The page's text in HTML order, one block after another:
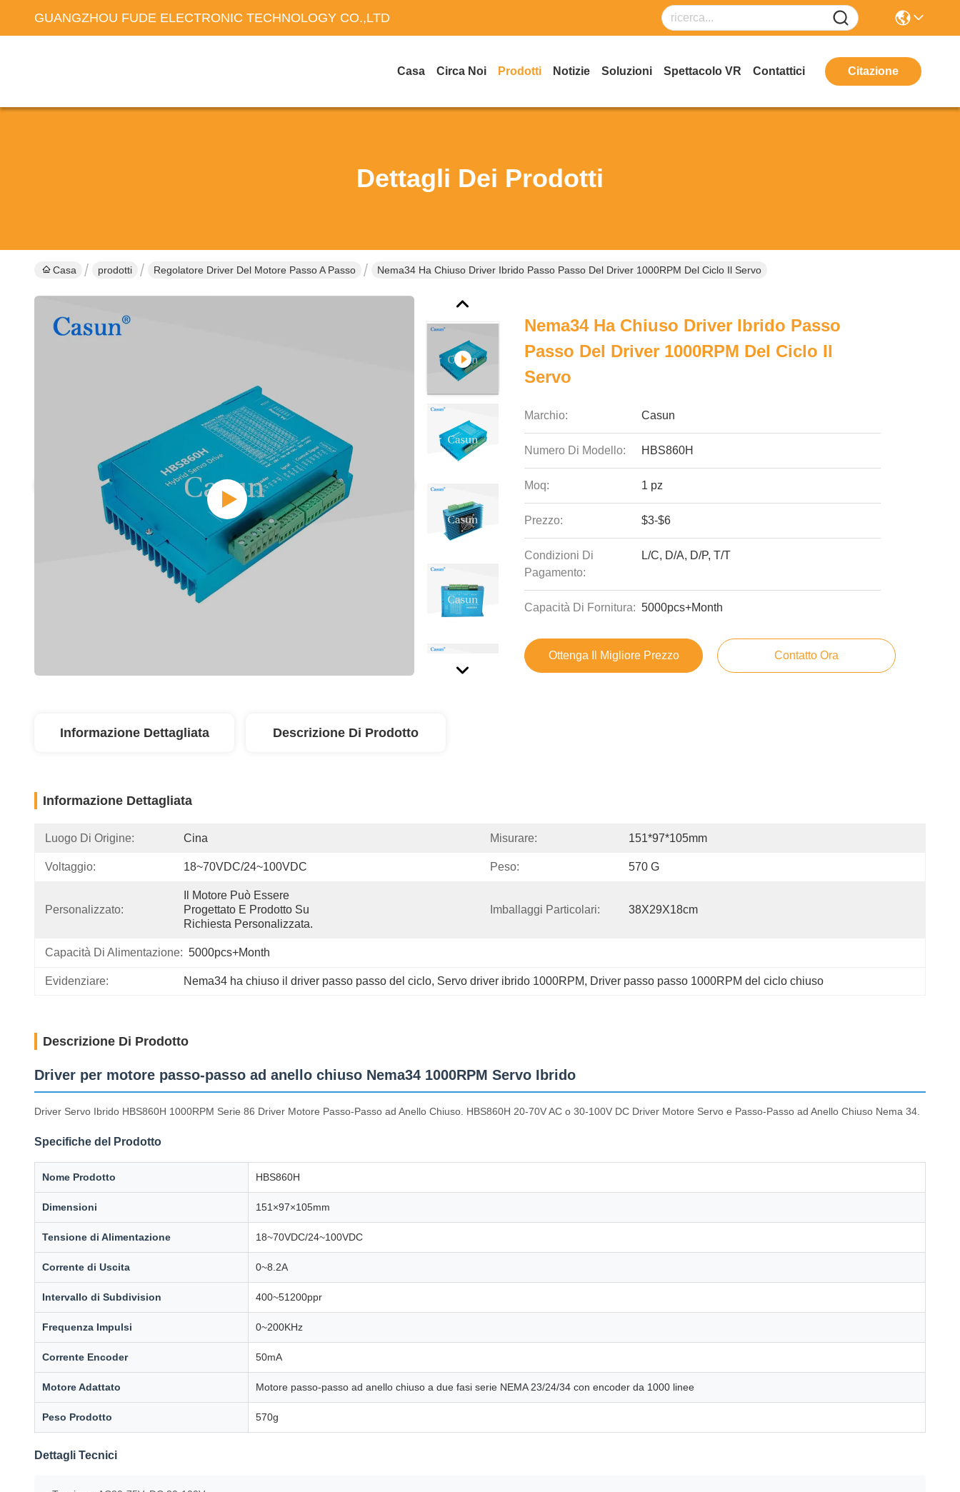
GUANGZHOU FUDE ELECTRONIC TECHNOLOGY CO.,LTD
Casa Circa Noi Prodotti Notizie Soluzioni Spettacolo VR Contattici Citazione
Dettagli Dei Prodotti
Casa prodotti Regolatore Driver Del Motore Passo A Passo Nema34 Ha Chiuso Driver Ibrido Passo Passo Del Driver 1000RPM Del Ciclo Il Servo
Nema34 Ha Chiuso Driver Ibrido Passo
Passo Del Driver 1000RPM Del Ciclo Il
Servo
Marchio: Casun
Numero Di Modello: HBS860H
Moq: 1 pz
Prezzo: $3-$6
Condizioni Di
Pagamento:
L/C, D/A, D/P, T/T
Capacità Di Fornitura: 5000pcs+Month
Ottenga Il Migliore Prezzo Contatto Ora
Informazione Dettagliata Descrizione Di Prodotto
Informazione Dettagliata
Luogo Di Origine: Cina Misurare: 151*97*105mm
Voltaggio: 18~70VDC/24~100VDC Peso: 570 G
Personalizzato:
Il Motore Può Essere
Progettato E Prodotto Su
Richiesta Personalizzata.
Imballaggi Particolari: 38X29X18cm
Capacità Di Alimentazione: 5000pcs+Month
Evidenziare: Nema34 ha chiuso il driver passo passo del ciclo, Servo driver ibrido 1000RPM, Driver passo passo 1000RPM del ciclo chiuso
Descrizione Di Prodotto
Driver per motore passo-passo ad anello chiuso Nema34 1000RPM Servo Ibrido
Driver Servo Ibrido HBS860H 1000RPM Serie 86 Driver Motore Passo-Passo ad Anello Chiuso. HBS860H 20-70V AC o 30-100V DC Driver Motore Servo e Passo-Passo ad Anello Chiuso Nema 34.
Specifiche del Prodotto
Nome Prodotto HBS860H
Dimensioni 151×97×105mm
Tensione di Alimentazione 18~70VDC/24~100VDC
Corrente di Uscita 0~8.2A
Intervallo di Subdivision 400~51200ppr
Frequenza Impulsi 0~200KHz
Corrente Encoder 50mA
Motore Adattato Motore passo-passo ad anello chiuso a due fasi serie NEMA 23/24/34 con encoder da 1000 linee
Peso Prodotto 570g
Dettagli Tecnici